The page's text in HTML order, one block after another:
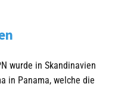
wurde in Skandinavien
in Panama, welche die